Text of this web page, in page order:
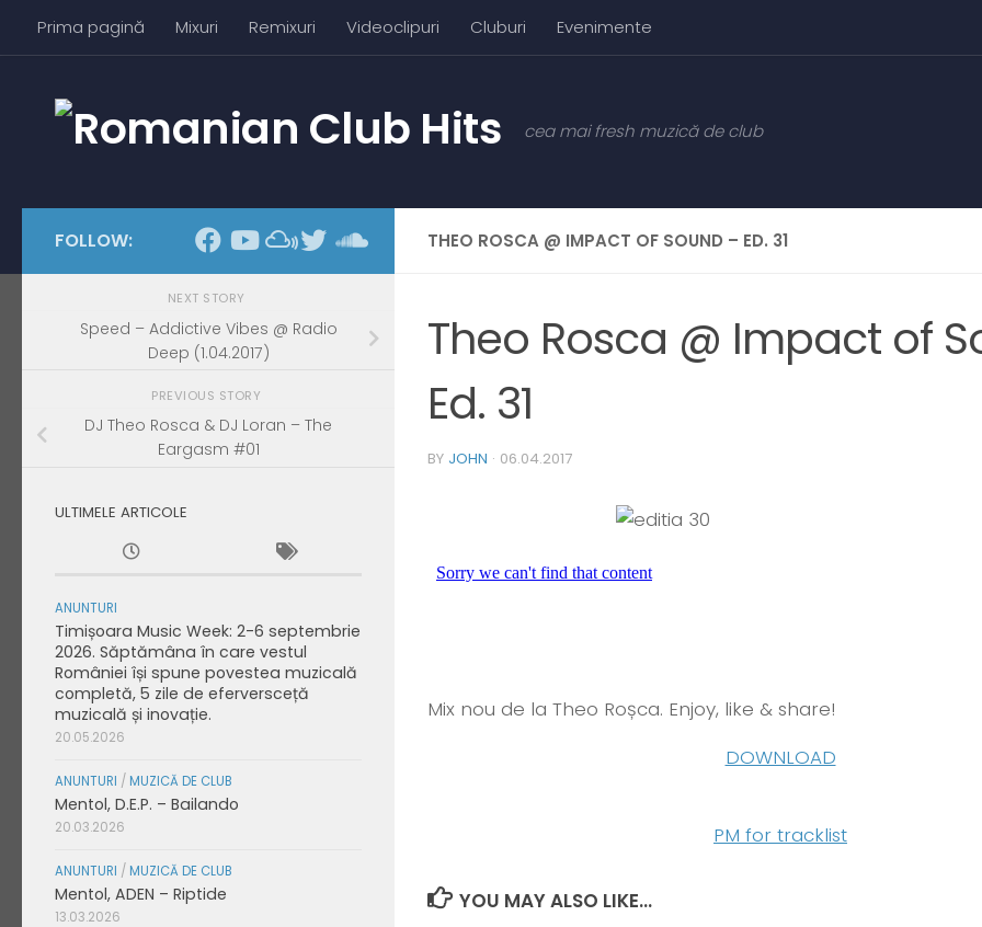
Skip to content
Prima pagină Mixuri Remixuri Videoclipuri Cluburi Evenimente
cea mai fresh muzică de club
THEO ROSCA @ IMPACT OF SOUND – ED. 31
Theo Rosca @ Impact of
Ed. 31
BY JOHN · 06.04.2017
Mix nou de la Theo Roșca. Enjoy, like & share!
DOWNLOAD
PM for tracklist
YOU MAY ALSO LIKE...
FOLLOW:
NEXT STORY
Speed – Addictive Vibes @ Radio
Deep (1.04.2017)
PREVIOUS STORY
DJ Theo Rosca & DJ Loran – The
Eargasm #01
ULTIMELE ARTICOLE
ANUNTURI
Timișoara Music Week: 2-6 septembrie
2026. Săptămâna în care vestul
României își spune povestea muzicală
completă, 5 zile de eferversceță
muzicală și inovație.
20.05.2026
ANUNTURI / MUZICĂ DE CLUB
Mentol, D.E.P. – Bailando
20.03.2026
ANUNTURI / MUZICĂ DE CLUB
Mentol, ADEN – Riptide
13.03.2026